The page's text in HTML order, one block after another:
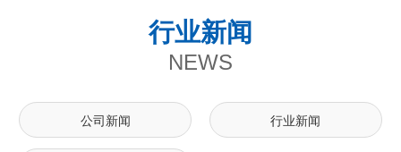
行业新闻
NEWS
公司新闻 行业新闻